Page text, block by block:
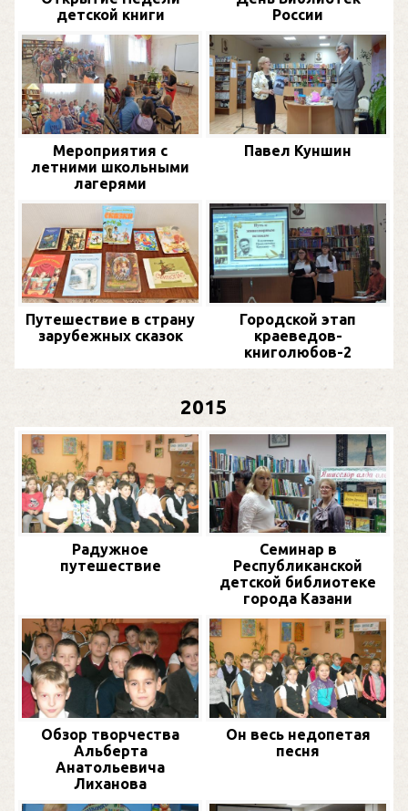
детской книги
России
Мероприятия с
летними школьными
лагерями
Павел Куншин
Путешествие в страну
зарубежных сказок
Городской этап
краеведов-
книголюбов-2
2015
Радужное
путешествие
Семинар в
Республиканской
детской библиотеке
города Казани
Обзор творчества
Альберта
Анатольевича
Лиханова
Он весь недопетая
песня